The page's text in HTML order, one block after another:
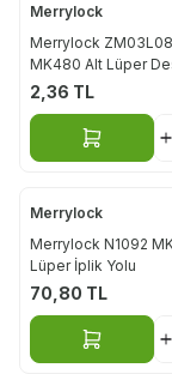
Merrylock
Merrylock
MK480 Alt Lüper
2,36 TL
Sepete Ekle
Merrylock
Merrylock N1092
Lüper İplik Yolu
70,80 TL
Sepete Ekle